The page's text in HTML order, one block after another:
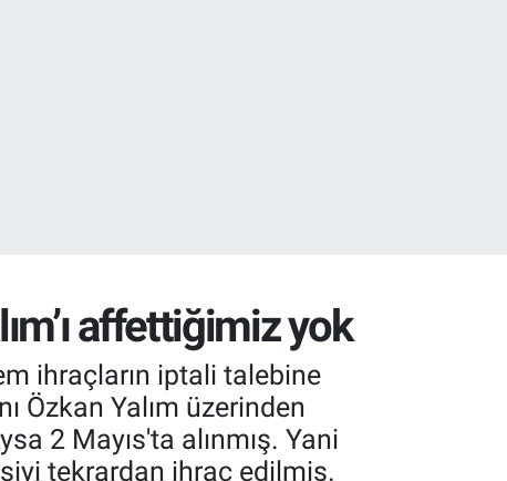
affettiğimiz yok
ihraçların iptali talebine
Özkan Yalım üzerinden
2 Mayıs'ta alınmış. Yani
tekrardan ihraç edilmiş.